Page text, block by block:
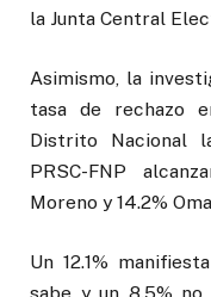
la Junta Central
Asimismo, la
tasa de rechazo
Distrito Nacional
PRSC-FNP
Moreno y 14.2%
Un 12.1%